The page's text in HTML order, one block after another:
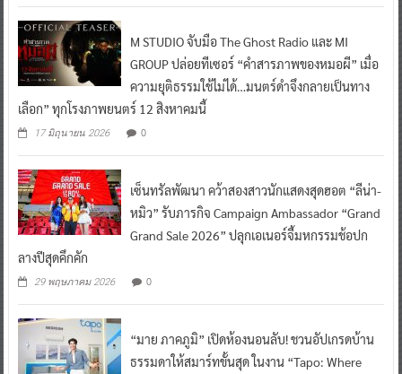
M STUDIO จับมือ The Ghost Radio และ MI
GROUP ปล่อยทีเซอร์ “คำสารภาพของหมอผี” เมื่อ
ความยุติธรรมใช้ไม่ได้…มนตร์ดำจึงกลายเป็นทาง
เลือก” ทุกโรงภาพยนตร์ 12 สิงหาคมนี้
17 มิถุนายน 2026 0
เซ็นทรัลพัฒนา คว้าสองสาวนักแสดงสุดฮอต “ลีน่า-
หมิว” รับภารกิจ Campaign Ambassador “Grand
Grand Sale 2026” ปลุกเอเนอร์จี้มหกรรมช้อปก
ลางปีสุดคึกคัก
29 พฤษภาคม 2026 0
“มาย ภาคภูมิ” เปิดห้องนอนลับ! ชวนอัปเกรดบ้าน
ธรรมดาให้สมาร์ทขั้นสุด ในงาน “Tapo: Where